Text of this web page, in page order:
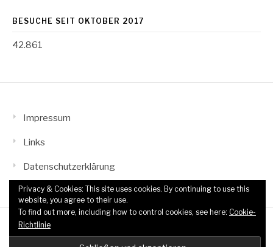
BESUCHE SEIT OKTOBER 2017
42.861
Impressum
Links
Datenschutzerklärung
Copyright © 2026 TTF Wahn-Grengel. All Rights Reserved.
Fashify Theme byFRT
Privacy & Cookies: This site uses cookies. By continuing to use this
website, you agree to their use.
To find out more, including how to control cookies, see here: Cookie-
Richtlinie